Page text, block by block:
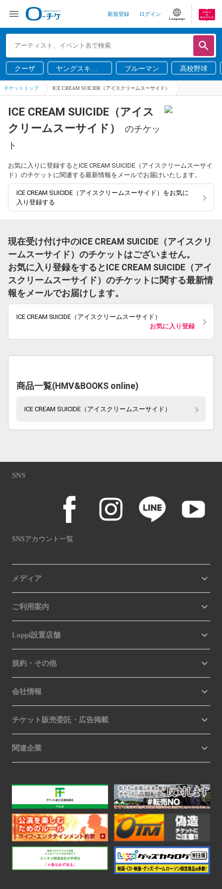
新規登録 ログイン
Language
クーザ
ヤングスキニ
ー
ブルーマン 高校野球
チケットトップ ICE CREAM SUICIDE（アイスクリームスーサイド）
ICE CREAM SUICIDE（アイス
クリームスーサイド）
のチケッ
ト
お気に入りに登録するとICE CREAM SUICIDE（アイスクリームスーサイ
ド）のチケットに関連する最新情報をメールでお届けいたします。
ICE CREAM SUICIDE（アイスクリームスーサイド）をお気に
入り登録する
現在受け付け中のICE CREAM SUICIDE（アイスクリ
ームスーサイド）のチケットはございません。
お気に入り登録をするとICE CREAM SUICIDE（アイ
スクリームスーサイド）のチケットに関する最新情
報をメールでお届けします。
ICE CREAM SUICIDE（アイスクリームスーサイド）
お気に入り登録
商品一覧(HMV&BOOKS online)
ICE CREAM SUICIDE（アイスクリームスーサイド）
SNS
SNSアカウント一覧
メディア
ご利用案内
Loppi設置店舗
規約・その他
会社情報
チケット販売委託・広告掲載
関連企業